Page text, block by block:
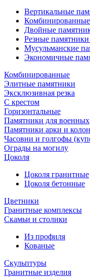
Вертикальные
Двойные
Резные памятники
Мусульманские
Экономичные
Комбинированные
Элитные памятники
Эксклюзивная резка
С крестом
Горизонтальные
Памятники для военных
Памятники арки и
Часовни и голгофы
Ограды на могилу
Цоколя
Цоколя гранитные
Цоколя бетонные
Цветники
Гранитные комплексы
Cкамьи и столики
Из профиля
Кованые
Скульптуры
Гранитные изделия